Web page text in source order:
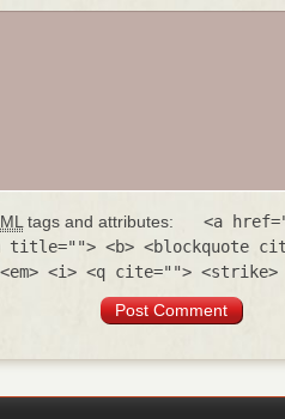
tags and attributes:
<a
title=""> <b> <blockquote
<i> <q cite=""> <strike>